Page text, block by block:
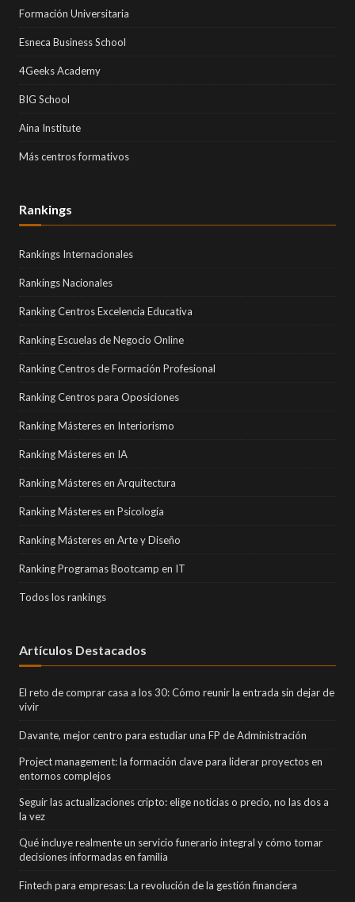
Formación Universitaria
Esneca Business School
4Geeks Academy
BIG School
Aina Institute
Más centros formativos
Rankings
Rankings Internacionales
Rankings Nacionales
Ranking Centros Excelencia Educativa
Ranking Escuelas de Negocio Online
Ranking Centros de Formación Profesional
Ranking Centros para Oposiciones
Ranking Másteres en Interiorismo
Ranking Másteres en IA
Ranking Másteres en Arquitectura
Ranking Másteres en Psicología
Ranking Másteres en Arte y Diseño
Ranking Programas Bootcamp en IT
Todos los rankings
Artículos Destacados
El reto de comprar casa a los 30: Cómo reunir la entrada sin dejar de
vivir
Davante, mejor centro para estudiar una FP de Administración
Project management: la formación clave para liderar proyectos en
entornos complejos
Seguir las actualizaciones cripto: elige noticias o precio, no las dos a
la vez
Qué incluye realmente un servicio funerario integral y cómo tomar
decisiones informadas en familia
Fintech para empresas: La revolución de la gestión financiera